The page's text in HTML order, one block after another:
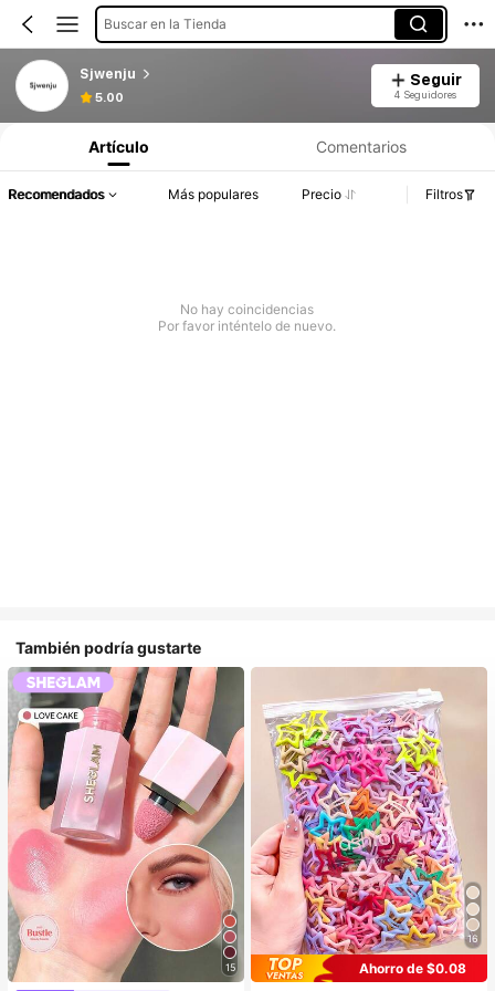
Buscar en la Tienda
Sjwenju
5.00
Seguir
4 Seguidores
Artículo Comentarios
Recomendados Más populares Precio Filtros
No hay coincidencias
Por favor inténtelo de nuevo.
También podría gustarte
15
16
Ahorro de $0.08